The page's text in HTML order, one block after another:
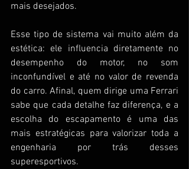
mais desejados.
Esse tipo de sistema vai muito além da
estética: ele influencia diretamente no
desempenho do motor, no som
inconfundível e até no valor de revenda
do carro. Afinal, quem dirige uma Ferrari
sabe que cada detalhe faz diferença, e a
escolha do escapamento é uma das
mais estratégicas para valorizar toda a
engenharia por trás desses
superesportivos.